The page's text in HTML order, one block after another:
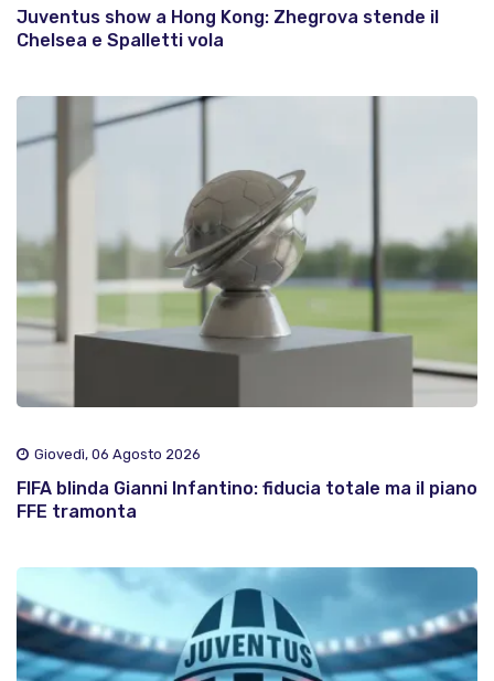
Juventus show a Hong Kong: Zhegrova stende il
Chelsea e Spalletti vola
Giovedì, 06 Agosto 2026
FIFA blinda Gianni Infantino: fiducia totale ma il piano
FFE tramonta